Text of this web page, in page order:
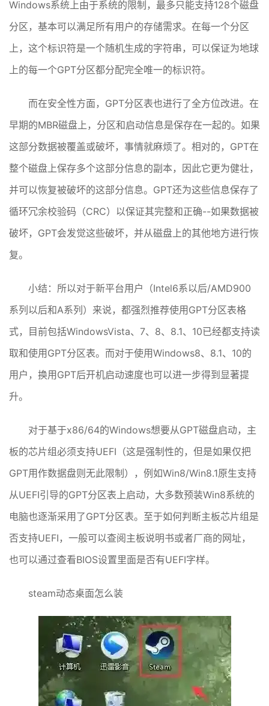
Windows系统上由于系统的限制，最多只能支持128个磁盘
分区，基本可以满足所有用户的存储需求。在每一个分区
上，这个标识符是一个随机生成的字符串，可以保证为地球
上的每一个GPT分区都分配完全唯一的标识符。
而在安全性方面，GPT分区表也进行了全方位改进。在
早期的MBR磁盘上，分区和启动信息是保存在一起的。如果
这部分数据被覆盖或破坏，事情就麻烦了。相对的，GPT在
整个磁盘上保存多个这部分信息的副本，因此它更为健壮，
并可以恢复被破坏的这部分信息。GPT还为这些信息保存了
循环冗余校验码（CRC）以保证其完整和正确--如果数据被
破坏，GPT会发觉这些破坏，并从磁盘上的其他地方进行恢
复。
小结：所以对于新平台用户（Intel6系以后/AMD900
系列以后和A系列）来说，都强烈推荐使用GPT分区表格
式，目前包括WindowsVista、7、8、8.1、10已经都支持读
取和使用GPT分区表。而对于使用Windows8、8.1、10的
用户，换用GPT后开机启动速度也可以进一步得到显著提
升。
对于基于x86/64的Windows想要从GPT磁盘启动，主
板的芯片组必须支持UEFI（这是强制性的，但是如果仅把
GPT用作数据盘则无此限制），例如Win8/Win8.1原生支持
从UEFI引导的GPT分区表上启动，大多数预装Win8系统的
电脑也逐渐采用了GPT分区表。至于如何判断主板芯片组是
否支持UEFI，一般可以查阅主板说明书或者厂商的网址，
也可以通过查看BIOS设置里面是否有UEFI字样。
steam动态桌面怎么装